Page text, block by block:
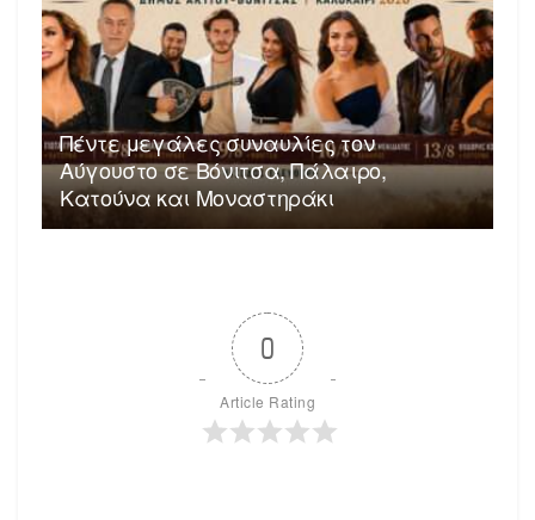
Πέντε μεγάλες συναυλίες τον
Αύγουστο σε Βόνιτσα, Πάλαιρο,
Κατούνα και Μοναστηράκι
0
Article Rating